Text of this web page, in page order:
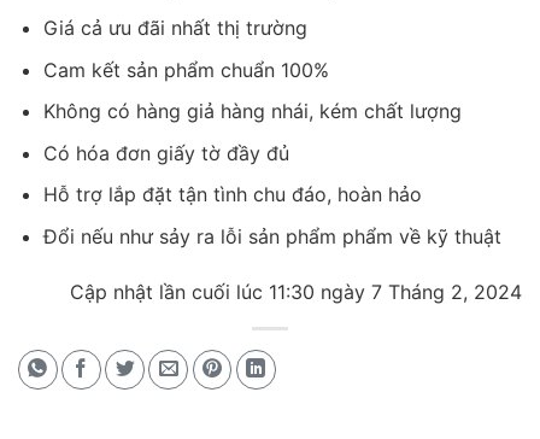
Giá cả ưu đãi nhất thị trường
Cam kết sản phẩm chuẩn 100%
Không có hàng giả hàng nhái, kém chất lượng
Có hóa đơn giấy tờ đầy đủ
Hỗ trợ lắp đặt tận tình chu đáo, hoàn hảo
Đổi nếu như sảy ra lỗi sản phẩm phẩm về kỹ thuật
Cập nhật lần cuối lúc 11:30 ngày 7 Tháng 2, 2024